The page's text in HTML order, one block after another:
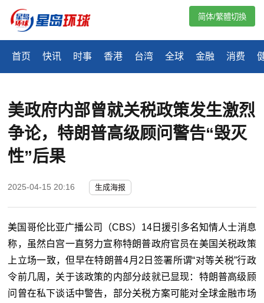
首页 快讯 时事 香港 台湾 全球 金融 消费
简体/繁體切換
美政府内部曾就关税政策发生激烈
争论，特朗普高级顾问警告“毁灭
性”后果
2025-04-15 20:16 生成海报
美国哥伦比亚广播公司（CBS）14日援引多名知情人士消息
称，虽然白宫一直努力宣称特朗普政府官员在美国关税政策
上立场一致，但早在特朗普4月2日签署所谓“对等关税”行政
令前几周，关于该政策的内部分歧就已显现：特朗普高级顾
问曾在私下谈话中警告，部分关税方案可能对全球金融市场